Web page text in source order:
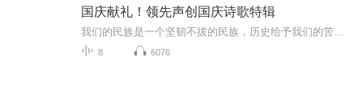
国庆献礼！领先声创国庆诗歌特辑
8 6076